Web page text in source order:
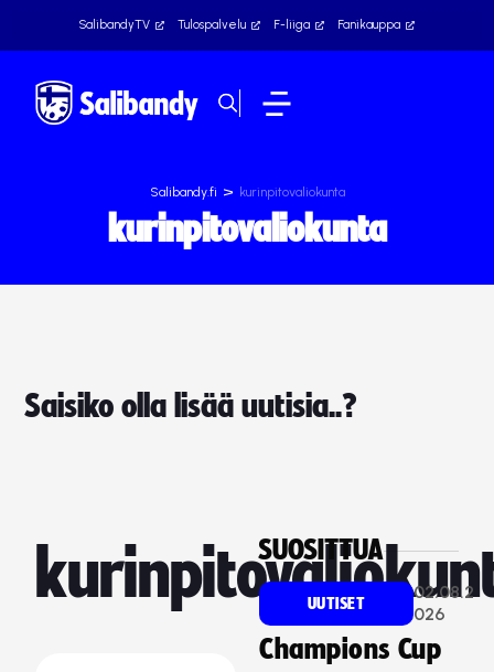
SalibandyTV Tulospalvelu F-liiga Fanikauppa
Salibandy.fi > kurinpitovaliokunta
kurinpitovaliokunta
Saisiko olla lisää uutisia..?
SUOSITTUA
UUTISET
02.08.2
026
Champions Cup